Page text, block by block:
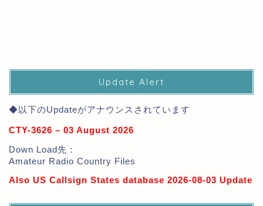
Update Alert
◆以下のUpdateがアナウンスされています
CTY-3626 – 03 August 2026
Down Load先：
Amateur Radio Country Files
Also US Callsign States database 2026-08-03 Update